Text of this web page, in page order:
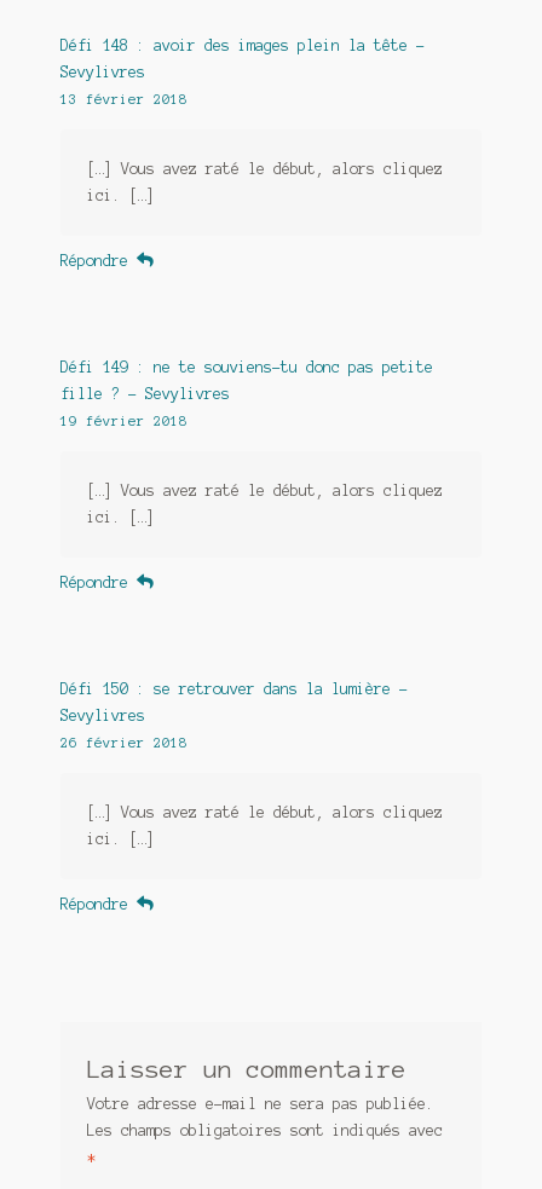
Défi 148 : avoir des images plein la tête -
Sevylivres
13 février 2018
[…] Vous avez raté le début, alors cliquez
ici. […]
Répondre
Défi 149 : ne te souviens-tu donc pas petite
fille ? - Sevylivres
19 février 2018
[…] Vous avez raté le début, alors cliquez
ici. […]
Répondre
Défi 150 : se retrouver dans la lumière -
Sevylivres
26 février 2018
[…] Vous avez raté le début, alors cliquez
ici. […]
Répondre
Laisser un commentaire
Votre adresse e-mail ne sera pas publiée.
Les champs obligatoires sont indiqués avec
*